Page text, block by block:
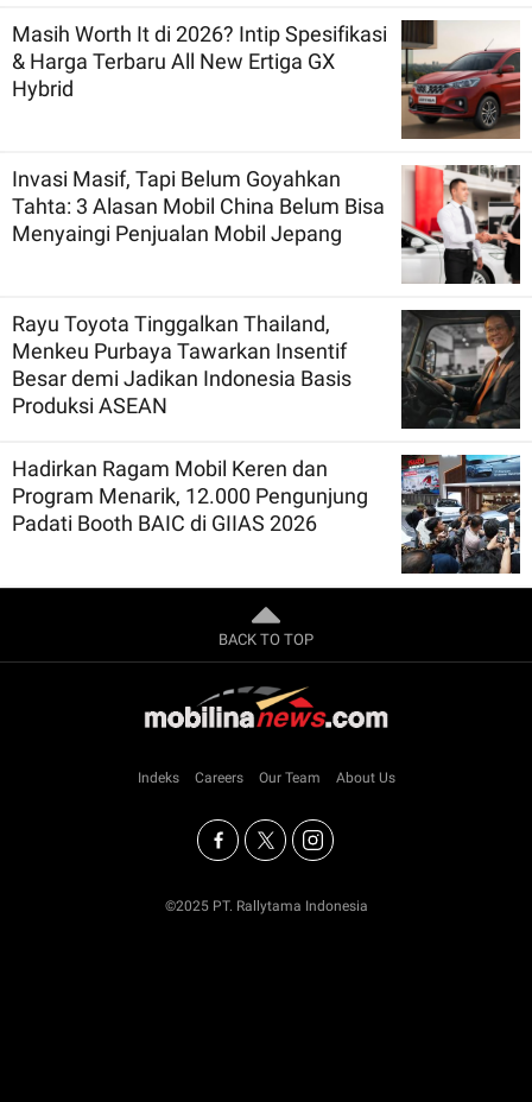
Masih Worth It di 2026? Intip Spesifikasi
& Harga Terbaru All New Ertiga GX
Hybrid
Invasi Masif, Tapi Belum Goyahkan
Tahta: 3 Alasan Mobil China Belum Bisa
Menyaingi Penjualan Mobil Jepang
Rayu Toyota Tinggalkan Thailand,
Menkeu Purbaya Tawarkan Insentif
Besar demi Jadikan Indonesia Basis
Produksi ASEAN
Hadirkan Ragam Mobil Keren dan
Program Menarik, 12.000 Pengunjung
Padati Booth BAIC di GIIAS 2026
BACK TO TOP
Indeks Careers Our Team About Us
©2025 PT. Rallytama Indonesia